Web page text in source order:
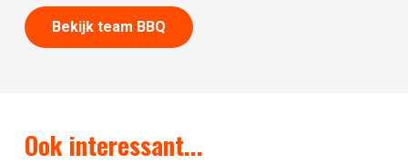
Bekijk team BBQ
Ook interessant...